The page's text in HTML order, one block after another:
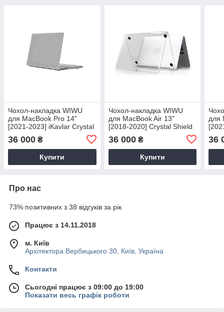
Чохол-накладка WIWU
для MacBook Pro 14"
[2021-2023] iKavlar Crystal
Shield Series (Transparent)
36 000 ₴
Купити
Чохол-накладка WIWU
для MacBook Air 13"
[2018-2020] Crystal Shield
36 000₴
Купити
для
36
Про нас
73% позитивних з 38 відгуків за рік
Працює з 14.11.2018
м. Київ
Архітектора Вербицького 30, Київ, Україна
Контакти
Сьогодні працює з 09:00 до 19:00
Показати весь графік роботи